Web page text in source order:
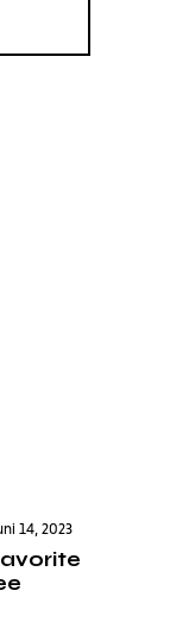
14, 2023